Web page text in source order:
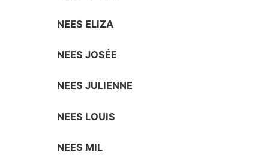
NEES ELIZA
NEES JOSÉE
NEES JULIENNE
NEES LOUIS
NEES MIL